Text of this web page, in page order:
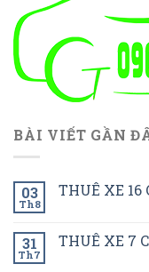
BÀI VIẾT GẦN
03
Th8
THUÊ XE 16
31
Th7
THUÊ XE 7